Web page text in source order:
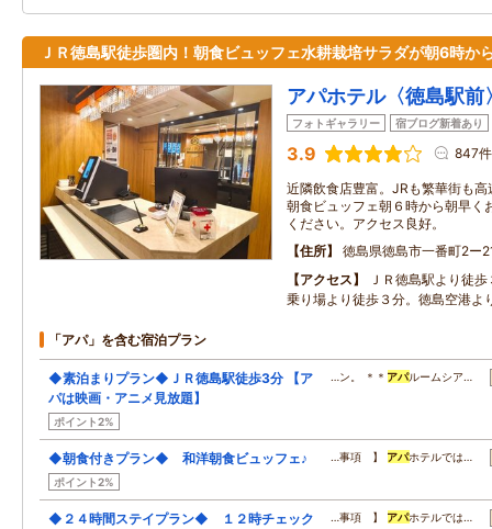
ＪＲ徳島駅徒歩圏内！朝食ビュッフェ水耕栽培サラダが朝6時か
アパホテル〈徳島駅前
フォトギャラリー 宿ブログ新着あり
3.9 847件
近隣飲食店豊富。JRも繁華街も
朝食ビュッフェ朝６時から朝早く
ください。アクセス良好。
住所
徳島県徳島市一番町2ー
アクセス
ＪＲ徳島駅より徒
乗り場より徒歩３分。徳島空港よ
「アパ」を含む宿泊プラン
◆素泊まりプラン◆ＪＲ徳島駅徒歩3分 【ア
パは映画・アニメ見放題】
ポイント2%
…ン。 ＊＊ アパルームシア…
◆朝食付きプラン◆ 和洋朝食ビュッフェ♪
ポイント2%
…事項 】 アパホテルでは…
◆２４時間ステイプラン◆ １２時チェック
…事項 】 アパホテルでは…